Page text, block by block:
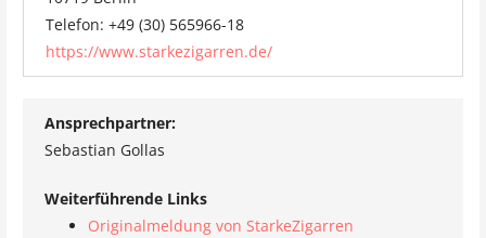
Telefon: +49 (30) 565966-18
https://www.starkezigarren.de/
Ansprechpartner:
Sebastian Gollas
Weiterführende Links
Originalmeldung von StarkeZigarren